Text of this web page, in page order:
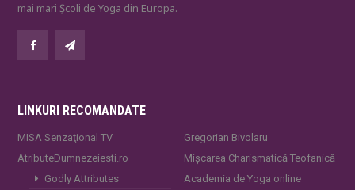
mai mari Școli de Yoga din Europa.
LINKURI RECOMANDATE
MISA Senzaţional TV
AtributeDumnezeiesti.ro
Godly Attributes
Gregorian Bivolaru
Mișcarea Charismatică Teofanică
Academia de Yoga online